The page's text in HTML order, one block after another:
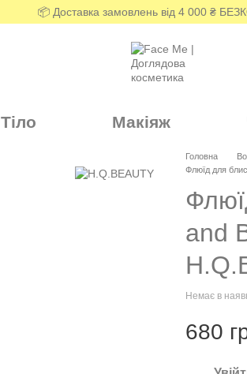
📦 Доставка замовлень від 4 000 ₴
Тіло Макіяж
Головна
Флюїд для
and
Немає в
680